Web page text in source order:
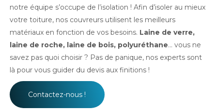
notre équipe s’occupe de l’isolation ! Afin d’isoler au mieux
votre toiture, nos couvreurs utilisent les meilleurs
matériaux en fonction de vos besoins. Laine de verre,
laine de roche, laine de bois, polyuréthane... vous ne
savez pas quoi choisir ? Pas de panique, nos experts sont
là pour vous guider du devis aux finitions !
Contactez-nous !